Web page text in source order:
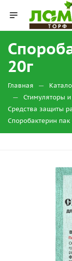
20г
Главная —
— Стимуляторы
Средства защиты
Споробактерин пак